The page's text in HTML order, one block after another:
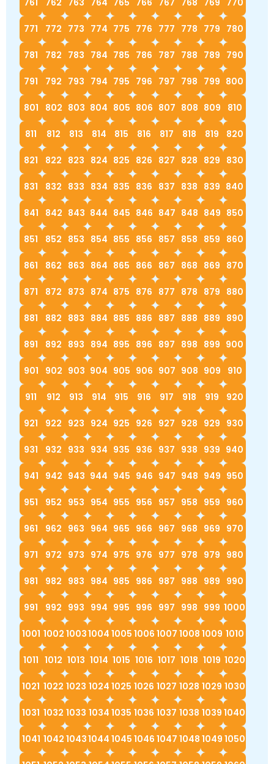
761 762 763 764 765 766 767 768 769 770
771 772 773 774 775 776 777 778 779 780
781 782 783 784 785 786 787 788 789 790
791 792 793 794 795 796 797 798 799 800
801 802 803 804 805 806 807 808 809 810
811 812 813 814 815 816 817 818 819 820
821 822 823 824 825 826 827 828 829 830
831 832 833 834 835 836 837 838 839 840
841 842 843 844 845 846 847 848 849 850
851 852 853 854 855 856 857 858 859 860
861 862 863 864 865 866 867 868 869 870
871 872 873 874 875 876 877 878 879 880
881 882 883 884 885 886 887 888 889 890
891 892 893 894 895 896 897 898 899 900
901 902 903 904 905 906 907 908 909 910
911 912 913 914 915 916 917 918 919 920
921 922 923 924 925 926 927 928 929 930
931 932 933 934 935 936 937 938 939 940
941 942 943 944 945 946 947 948 949 950
951 952 953 954 955 956 957 958 959 960
961 962 963 964 965 966 967 968 969 970
971 972 973 974 975 976 977 978 979 980
981 982 983 984 985 986 987 988 989 990
991 992 993 994 995 996 997 998 999 1000
1001 1002 10031004 1005 1006 1007 1008 1009 1010
1011 1012 1013 1014 1015 1016 1017 1018 1019 1020
1021 1022 1023 1024 1025 1026 1027 1028 1029 1030
1031 1032 1033 1034 1035 1036 1037 1038 1039 1040
1041 1042 10431044 1045 1046 1047 1048 1049 1050